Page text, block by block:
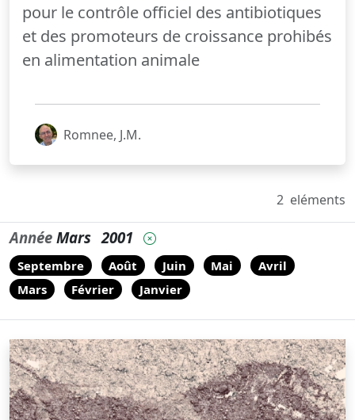
pour le contrôle officiel des antibiotiques
et des promoteurs de croissance prohibés
en alimentation animale
Romnee, J.M.
2 eléments
Année Mars 2001
Septembre Août Juin Mai
Avril
Mars
Février Janvier